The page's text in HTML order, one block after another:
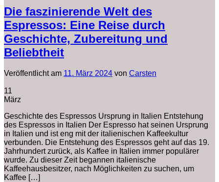
Die faszinierende Welt des
Espressos: Eine Reise durch
Geschichte, Zubereitung und
Beliebtheit
Veröffentlicht am 11. März 2024 von Carsten
11
März
Geschichte des Espressos Ursprung in Italien Entstehung
des Espressos in Italien Der Espresso hat seinen Ursprung
in Italien und ist eng mit der italienischen Kaffeekultur
verbunden. Die Entstehung des Espressos geht auf das 19.
Jahrhundert zurück, als Kaffee in Italien immer populärer
wurde. Zu dieser Zeit begannen italienische
Kaffeehausbesitzer, nach Möglichkeiten zu suchen, um
Kaffee […]